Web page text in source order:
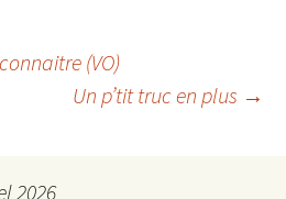
(VO)
Un p’tit truc en plus →
2026